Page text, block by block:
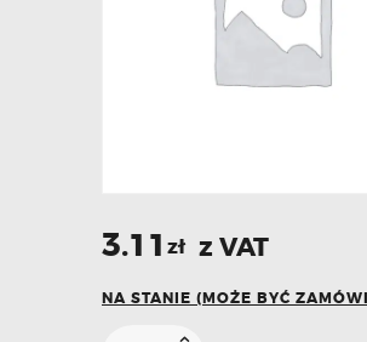
3.11 zł z VAT
NA STANIE (MOŻE BYĆ